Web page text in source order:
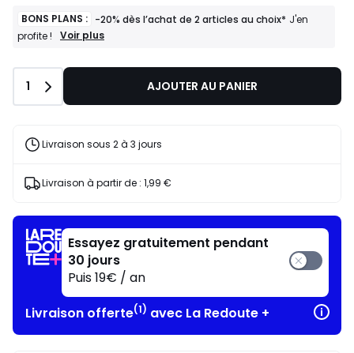
BONS PLANS : -20% dès l’achat de 2 articles au choix* J'en
profite !
BONS
-20%
l’achat
articles
J'en
Voir plus
Quantité
1 AJOUTER AU PANIER
Livraison sous 2 à 3 jours
Livraison à partir de : 1,99 €
Essayez gratuitement pendant
30 jours
Puis 19€ / an
Livraison offerte(1) avec La Redoute +